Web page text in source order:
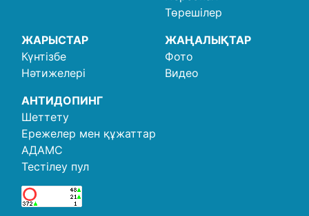
Төрешілер
ЖАРЫСТАР
Күнтізбе
Нәтижелері
ЖАҢАЛЫҚТАР
Фото
Видео
АНТИДОПИНГ
Шеттету
Ережелер мен құжаттар
АДАМС
Тестілеу пул